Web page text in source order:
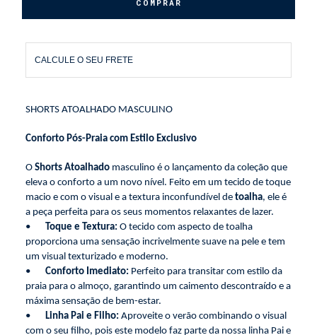
CALCULE O SEU FRETE
SHORTS ATOALHADO MASCULINO
Conforto Pós-Praia com Estilo Exclusivo
O Shorts Atoalhadomasculino é o lançamento da coleção que
eleva o conforto a um novo nível. Feito em um tecido de toque
macio e com o visual e a textura inconfundível de toalha, ele é
a peça perfeita para os seus momentos relaxantes de lazer.
•
Toque e Textura: O tecido com aspecto de toalha
proporciona uma sensação incrivelmente suave na pele e tem
um visual texturizado e moderno.
• Conforto Imediato: Perfeito para transitar com estilo da
praia para o almoço, garantindo um caimento descontraído e a
máxima sensação de bem-estar.
• Linha Pai e Filho: Aproveite o verão combinando o visual
com o seu filho, pois este modelo faz parte da nossa linha Pai e